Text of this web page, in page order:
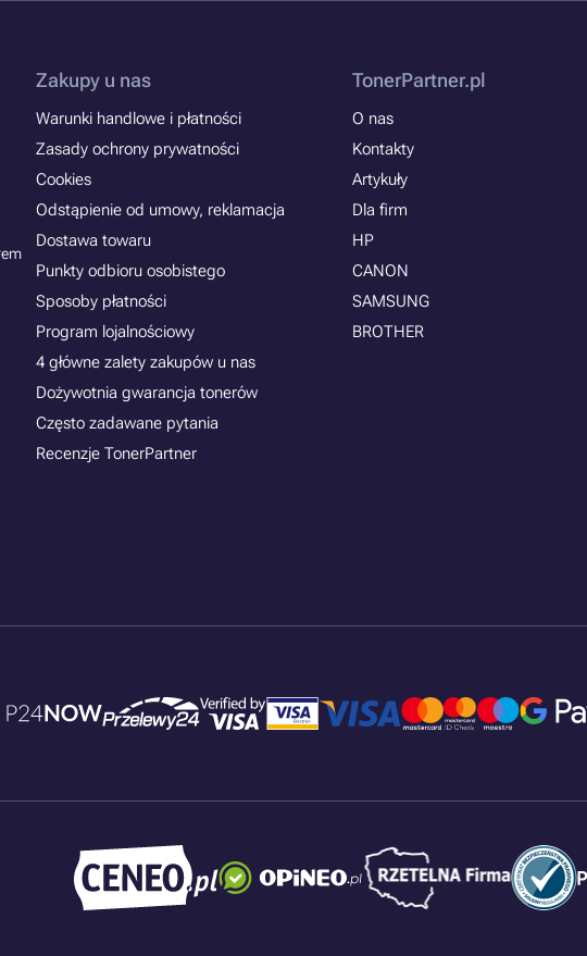
Zakupy u nas
Warunki handlowe i płatności
Zasady ochrony prywatności
Cookies
Odstąpienie od umowy, reklamacja
Dostawa towaru
Punkty odbioru osobistego
Sposoby płatności
Program lojalnościowy
4 główne zalety zakupów u nas
Dożywotnia gwarancja tonerów
Często zadawane pytania
Recenzje TonerPartner
TonerPartner.pl
O nas
Kontakty
Artykuły
Dla firm
HP
CANON
SAMSUNG
BROTHER